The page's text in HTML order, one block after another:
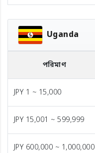
Uganda
পরিমাণ
JPY 1 ~ 15,000
JPY 15,001 ~ 599,999
JPY 600,000 ~ 1,000,000